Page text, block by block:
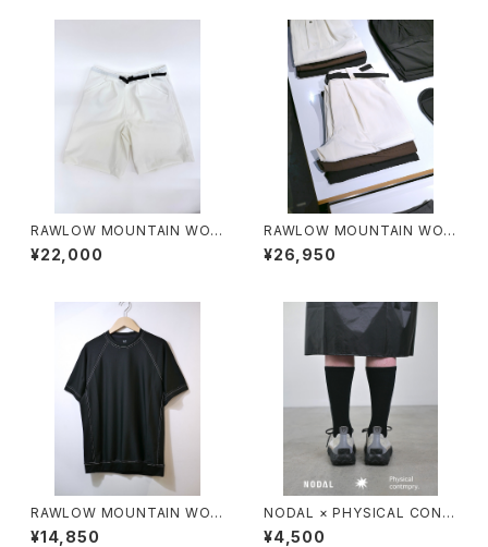
RAWLOW MOUNTAIN WOR
KS / HIKER GURKHA PANTS
¥22,000
RAWLOW MOUNTAIN WOR
KS / HIKER BAKER PANTS
¥26,950
RAWLOW MOUNTAIN WOR
KS / DAD LITE CREW
¥14,850
NODAL × PHYSICAL CONT
MPRY.
¥4,500